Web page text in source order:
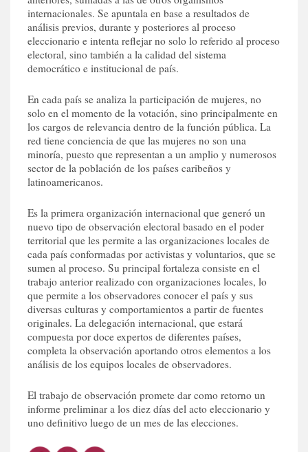
internacionales. Se apuntala en base a resultados de
análisis previos, durante y posteriores al proceso
eleccionario e intenta reflejar no solo lo referido al proceso
electoral, sino también a la calidad del sistema
democrático e institucional de país.
En cada país se analiza la participación de mujeres, no
solo en el momento de la votación, sino principalmente en
los cargos de relevancia dentro de la función pública. La
red tiene conciencia de que las mujeres no son una
minoría, puesto que representan a un amplio y numerosos
sector de la población de los países caribeños y
latinoamericanos.
Es la primera organización internacional que generó un
nuevo tipo de observación electoral basado en el poder
territorial que les permite a las organizaciones locales de
cada país conformadas por activistas y voluntarios, que se
sumen al proceso. Su principal fortaleza consiste en el
trabajo anterior realizado con organizaciones locales, lo
que permite a los observadores conocer el país y sus
diversas culturas y comportamientos a partir de fuentes
originales. La delegación internacional, que estará
compuesta por doce expertos de diferentes países,
completa la observación aportando otros elementos a los
análisis de los equipos locales de observadores.
El trabajo de observación promete dar como retorno un
informe preliminar a los diez días del acto eleccionario y
uno definitivo luego de un mes de las elecciones.